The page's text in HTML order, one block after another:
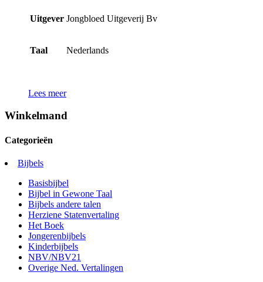
Uitgever Jongbloed Uitgeverij Bv
Taal Nederlands
Lees meer
Winkelmand
Categorieën
Bijbels
Basisbijbel
Bijbel in Gewone Taal
Bijbels andere talen
Herziene Statenvertaling
Het Boek
Jongerenbijbels
Kinderbijbels
NBV/NBV21
Overige Ned. Vertalingen